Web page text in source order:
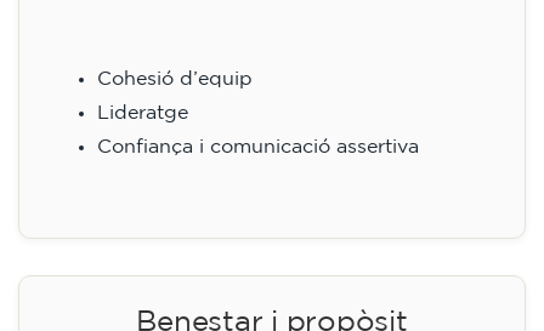
Cohesió d’equip
Lideratge
Confiança i comunicació assertiva
Benestar i propòsit